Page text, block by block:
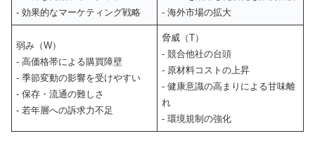
- 効果的なマーケティング戦略
- 海外市場の拡大
弱み（W）
- 高価格帯による購買障壁
- 季節変動の影響を受けやすい
- 保存・流通の難しさ
- 若年層への訴求力不足
脅威（T）
- 競合他社の台頭
- 原材料コストの上昇
- 健康意識の高まりによる甘味離
れ
- 環境規制の強化